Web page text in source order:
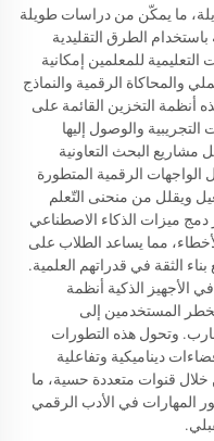
ما يمكّن من دراسات طويلة
الطرق التقليدية
للمعلمين إمكانية
والمحاكاة الرقمية والنماذج
أنظمة التخزين القائمة على
والوصول إليها
البحث التعاونية
الرقمية المتطورة
ويقلل من منحنى التّعلم
دمج ميزات الذكاء الاصطناعي
مما يساعد الطلاب على
الثقة في قدراتهم العلمية.
الأجهيز الذكية أنظمة
تُخطر المستخدمين إلى
وتحول هذه التطورات
ديناميكية وتفاعلية
خلال قنوات متعددة حسية، ما
المهارات في الأدب الرقمي